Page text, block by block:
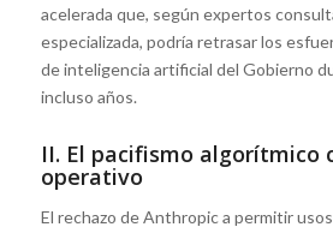
acelerada que, según expertos
especializada, podría retrasar los
de inteligencia artificial del Gobierno
incluso años.
II. El pacifismo algorítmico
operativo
El rechazo de Anthropic a permitir